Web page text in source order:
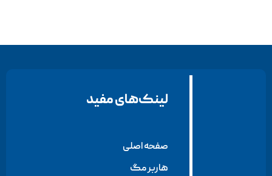
لینک‌های مفید
صفحه اصلی
هاربر مگ